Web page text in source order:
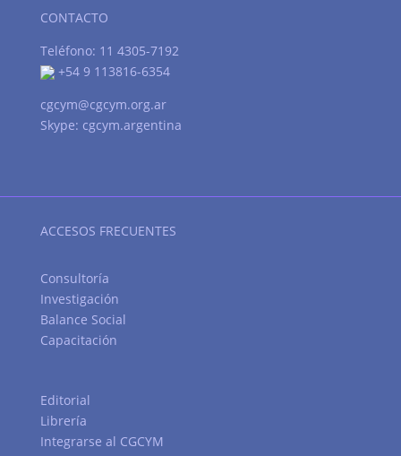
CONTACTO
Teléfono: 11 4305-7192
+54 9 113816-6354
cgcym@cgcym.org.ar
Skype: cgcym.argentina
ACCESOS FRECUENTES
Consultoría
Investigación
Balance Social
Capacitación
Editorial
Librería
Integrarse al CGCYM